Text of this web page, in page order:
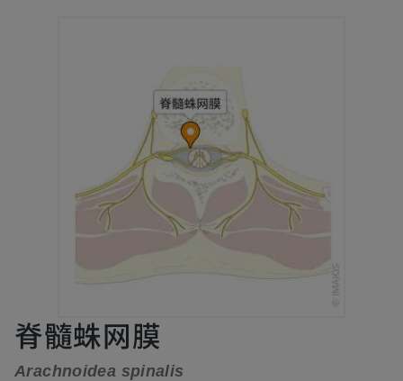
脊髓蛛网膜
Arachnoidea spinalis